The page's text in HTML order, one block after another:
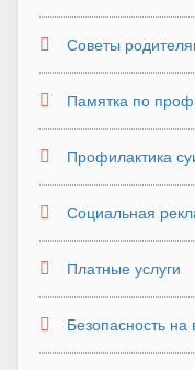
Советы
Памятка по
Профилактика
Социальная
Платные услуги
Безопасность на